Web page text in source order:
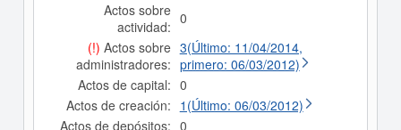
Actos sobre
actividad: 0
(!) Actos sobre
administradores:
3(Último: 11/04/2014,
primero: 06/03/2012)
Actos de capital: 0
Actos de creación: 1(Último: 06/03/2012)
Actos de depósitos: 0